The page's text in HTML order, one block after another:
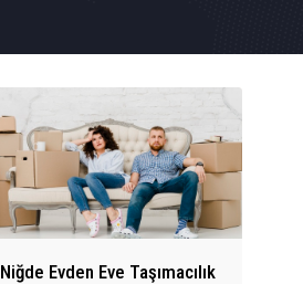
Niğde Evden Eve Taşımacılık